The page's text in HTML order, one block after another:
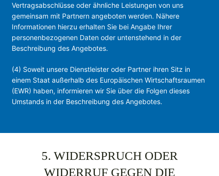
Vertragsabschlüsse oder ähnliche Leistungen von uns
gemeinsam mit Partnern angeboten werden. Nähere
Informationen hierzu erhalten Sie bei Angabe Ihrer
personenbezogenen Daten oder untenstehend in der
Beschreibung des Angebotes.
(4) Soweit unsere Dienstleister oder Partner ihren Sitz in
einem Staat außerhalb des Europäischen Wirtschaftsraumen
(EWR) haben, informieren wir Sie über die Folgen dieses
Umstands in der Beschreibung des Angebotes.
5. WIDERSPRUCH ODER
WIDERRUF GEGEN DIE